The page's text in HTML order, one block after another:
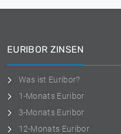
EURIBOR ZINSEN
Was ist Euribor?
1-Monats Euribor
3-Monats Euribor
12-Monats Euribor